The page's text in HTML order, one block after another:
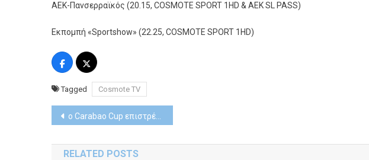
ΑΕΚ-Πανσερραϊκός (20.15, COSMOTE SPORT 1HD & AEK SL PASS)
Εκπομπή «Sportshow» (22.25, COSMOTE SPORT 1HD)
Tagged Cosmote TV
Post
navigation
ο Carabao Cup επιστρέφει σε ACTION 24 & Athletiko.gr
RELATED POSTS